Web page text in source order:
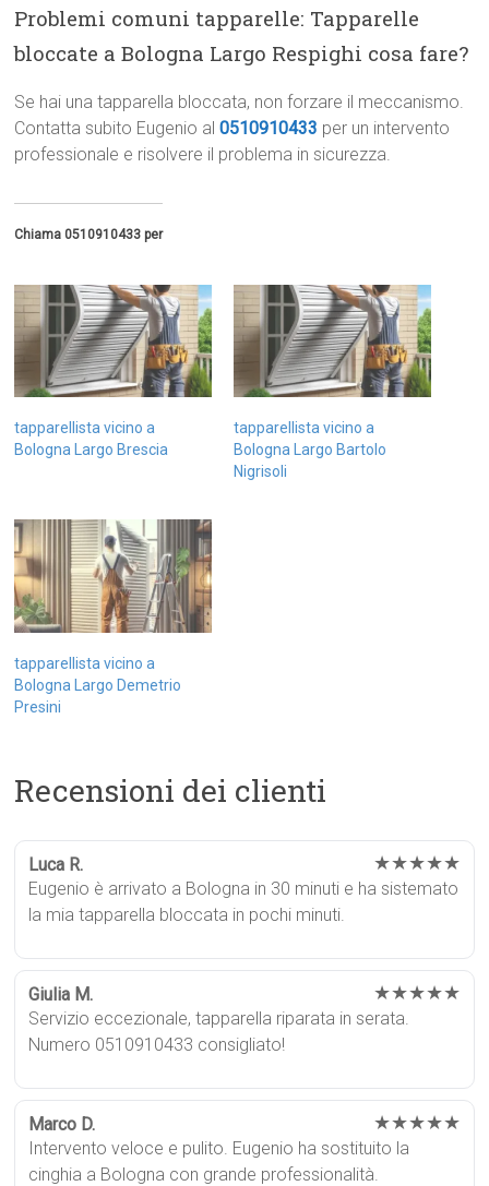
Problemi comuni tapparelle: Tapparelle
bloccate a Bologna Largo Respighi cosa fare?
Se hai una tapparella bloccata, non forzare il meccanismo.
Contatta subito Eugenio al0510910433 per un intervento
professionale e risolvere il problema in sicurezza.
Chiama 0510910433 per
tapparellista vicino a
Bologna Largo Brescia
tapparellista vicino a
Bologna Largo Bartolo
Nigrisoli
tapparellista vicino a
Bologna Largo Demetrio
Presini
Recensioni dei clienti
Luca R. ★★★★★
Eugenio è arrivato a Bologna in 30 minuti e ha sistemato
la mia tapparella bloccata in pochi minuti.
Giulia M. ★★★★★
Servizio eccezionale, tapparella riparata in serata.
Numero 0510910433 consigliato!
Marco D. ★★★★★
Intervento veloce e pulito. Eugenio ha sostituito la
cinghia a Bologna con grande professionalità.